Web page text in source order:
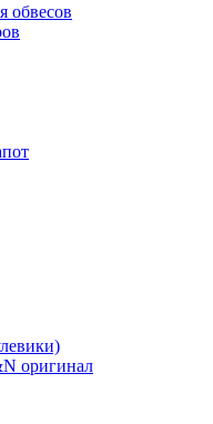
обвесов
оригинал